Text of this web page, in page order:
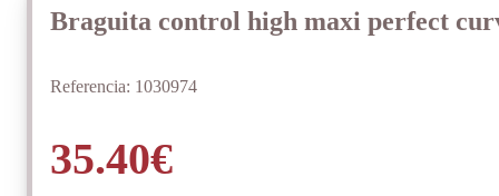
Braguita control high maxi perfect
Referencia: 1030974
35.40€